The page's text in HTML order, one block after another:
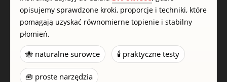
opisujemy sprawdzone kroki, proporcje i techniki, które
pomagają uzyskać równomierne topienie i stabilny
płomień.
🐝 naturalne surowce 🕯️ praktyczne testy
🧰 proste narzędzia